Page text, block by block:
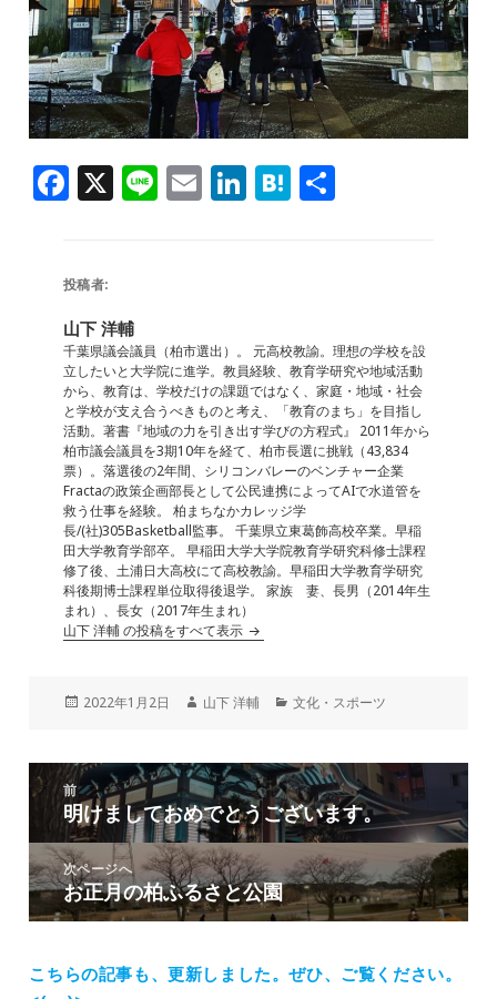
F
e
b
o
o
k
X Li E Li
n
H
投稿者:
山下 洋輔
千葉県議会議員（柏市選出）。 元高校教諭。理想の学校を設
立したいと大学院に進学。教員経験、教育学研究や地域活動
から、教育は、学校だけの課題ではなく、家庭・地域・社会
と学校が支え合うべきものと考え、「教育のまち」を目指し
活動。著書『地域の力を引き出す学びの方程式』 2011年から
柏市議会議員を3期10年を経て、柏市長選に挑戦（43,834
票）。落選後の2年間、シリコンバレーのベンチャー企業
Fractaの政策企画部長として公民連携によってAIで水道管を
救う仕事を経験。 柏まちなかカレッジ学
長/(社)305Basketball監事。 千葉県立東葛飾高校卒業。早稲
田大学教育学部卒。 早稲田大学大学院教育学研究科修士課程
修了後、土浦日大高校にて高校教諭。早稲田大学教育学研究
科後期博士課程単位取得後退学。 家族 妻、長男（2014年生
まれ）、長女（2017年生まれ）
山下 洋輔 の投稿をすべて表示
投
2022年1月2日
作
山下 洋輔
カ
リ
ー
文化・スポーツ
投
稿
ゲ
ー
ン
前
前
の
投
稿:
明けましておめでとうございます。
次ページへ
次
の
稿:
お正月の柏ふるさと公園
こちらの記事も、更新しました。ぜひ、ご覧ください。